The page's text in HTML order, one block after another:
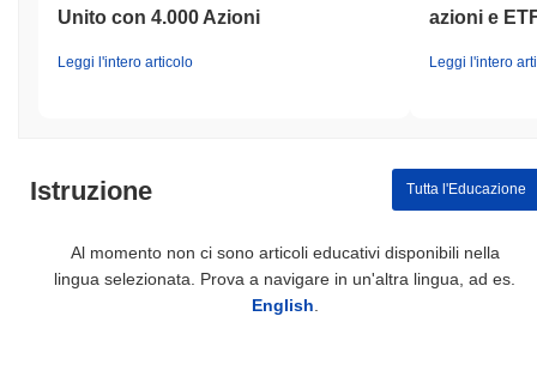
Unito con 4.000 Azioni
Leggi l'intero articolo
azioni e
Leggi l'intero
Istruzione Tutta l'Educazione
Al momento non ci sono articoli educativi disponibili nella
lingua selezionata. Prova a navigare in un'altra lingua, ad es.
English